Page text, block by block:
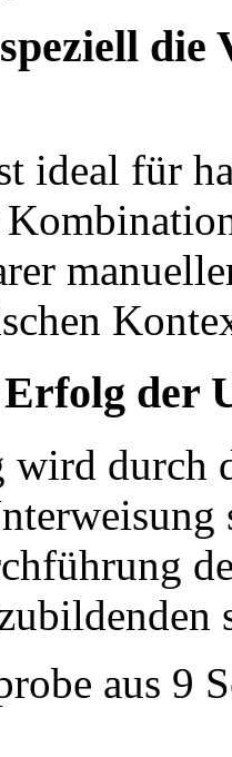
die
ideal für
der
durch
aus 9